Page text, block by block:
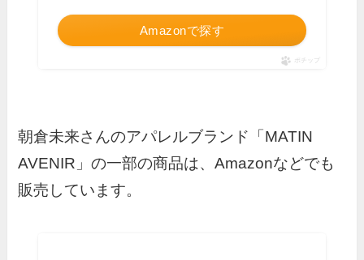
Amazonで探す
ポチップ
朝倉未来さんのアパレルブランド「MATIN
AVENIR」の一部の商品は、Amazonなどでも
販売しています。